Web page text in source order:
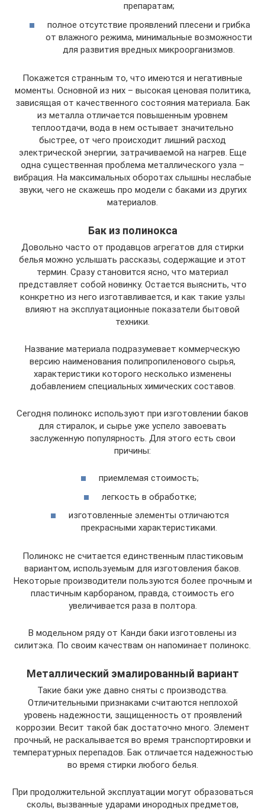
препаратам;
полное отсутствие проявлений плесени и грибка
от влажного режима, минимальные возможности
для развития вредных микроорганизмов.
Покажется странным то, что имеются и негативные
моменты. Основной из них – высокая ценовая политика,
зависящая от качественного состояния материала. Бак
из металла отличается повышенным уровнем
теплоотдачи, вода в нем остывает значительно
быстрее, от чего происходит лишний расход
электрической энергии, затрачиваемой на нагрев. Еще
одна существенная проблема металлического узла –
вибрация. На максимальных оборотах слышны неслабые
звуки, чего не скажешь про модели с баками из других
материалов.
Бак из полинокса
Довольно часто от продавцов агрегатов для стирки
белья можно услышать рассказы, содержащие и этот
термин. Сразу становится ясно, что материал
представляет собой новинку. Остается выяснить, что
конкретно из него изготавливается, и как такие узлы
влияют на эксплуатационные показатели бытовой
техники.
Название материала подразумевает коммерческую
версию наименования полипропиленового сырья,
характеристики которого несколько изменены
добавлением специальных химических составов.
Сегодня полинокс используют при изготовлении баков
для стиралок, и сырье уже успело завоевать
заслуженную популярность. Для этого есть свои
причины:
приемлемая стоимость;
легкость в обработке;
изготовленные элементы отличаются
прекрасными характеристиками.
Полинокс не считается единственным пластиковым
вариантом, используемым для изготовления баков.
Некоторые производители пользуются более прочным и
пластичным карбораном, правда, стоимость его
увеличивается раза в полтора.
В модельном ряду от Канди баки изготовлены из
силитэка. По своим качествам он напоминает полинокс.
Металлический эмалированный вариант
Такие баки уже давно сняты с производства.
Отличительными признаками считаются неплохой
уровень надежности, защищенность от проявлений
коррозии. Весит такой бак достаточно много. Элемент
прочный, не раскалывается во время транспортировки и
температурных перепадов. Бак отличается надежностью
во время стирки любого белья.
При продолжительной эксплуатации могут образоваться
сколы, вызванные ударами инородных предметов,